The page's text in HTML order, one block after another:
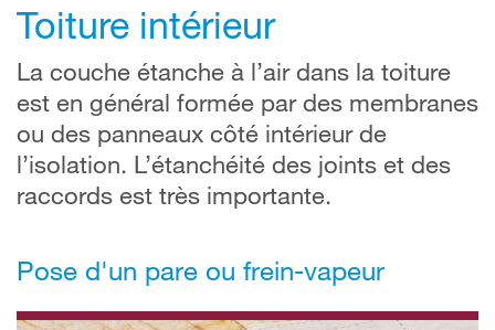
Toiture intérieur
La couche étanche à l’air dans la toiture
est en général formée par des membranes
ou des panneaux côté intérieur de
l’isolation. L’étanchéité des joints et des
raccords est très importante.
Pose d'un pare ou frein-vapeur